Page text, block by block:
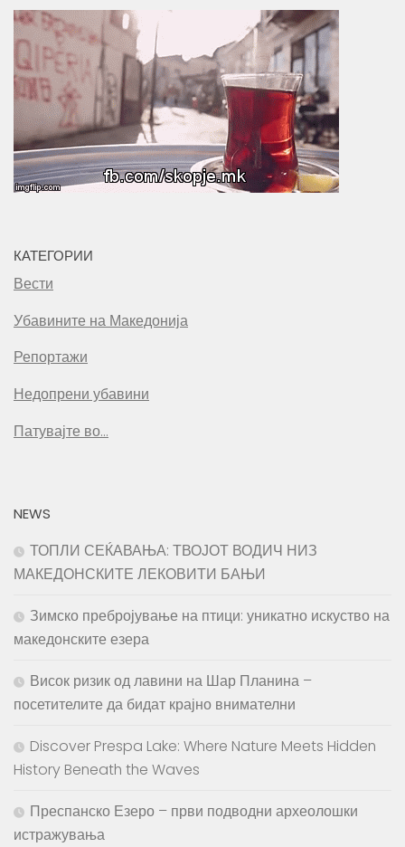
КАТЕГОРИИ
Вести
Убавините на Македонија
Репортажи
Недопрени убавини
Патувајте во…
NEWS
ТОПЛИ СЕЌАВАЊА: ТВОЈОТ ВОДИЧ НИЗ
МАКЕДОНСКИТЕ ЛЕКОВИТИ БАЊИ
Зимско пребројување на птици: уникатно искуство на
македонските езера
Висок ризик од лавини на Шар Планина –
посетителите да бидат крајно внимателни
Discover Prespa Lake: Where Nature Meets Hidden
History Beneath the Waves
Преспанско Езеро – први подводни археолошки
истражувања